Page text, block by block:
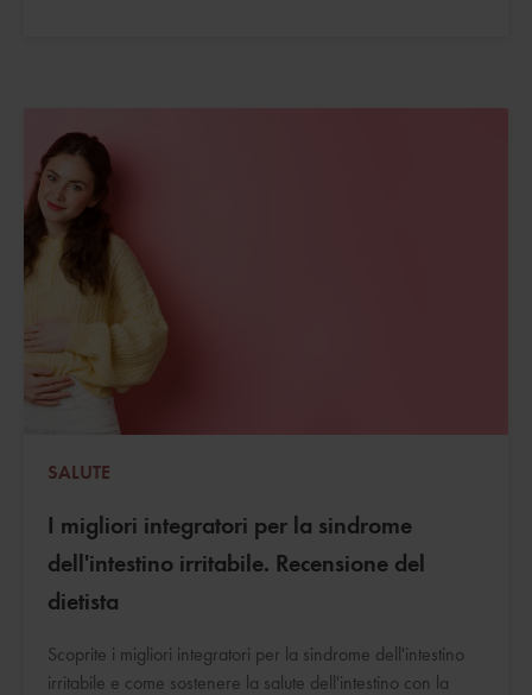
SALUTE
I migliori integratori per la sindrome
dell'intestino irritabile. Recensione del
dietista
Scoprite i migliori integratori per la sindrome dell'intestino
irritabile e come sostenere la salute dell'intestino con la